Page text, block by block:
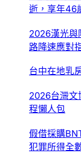
逝，享年46
2026漢光與
路降速應對
台中在地乳
2026台灣文
程懶人包
假借採購
犯罪所得全